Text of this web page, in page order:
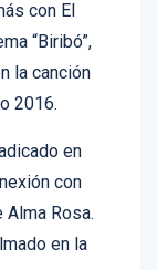
“Biribó”,
la canción
2016.
con
Rosa.
en la